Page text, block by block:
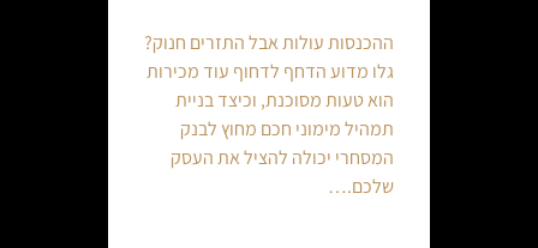
ההכנסות עולות אבל התזרים חנוק?
גלו מדוע הדחף לדחוף עוד מכירות
הוא טעות מסוכנת, וכיצד בניית
תמהיל מימוני חכם מחוץ לבנק
המסחרי יכולה להציל את העסק
שלכם.…